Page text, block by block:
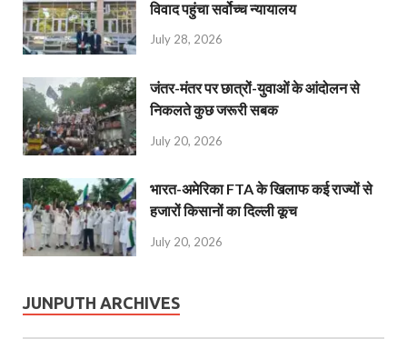
विवाद पहुंचा सर्वोच्च न्यायालय
July 28, 2026
जंतर-मंतर पर छात्रों-युवाओं के आंदोलन से
निकलते कुछ जरूरी सबक
July 20, 2026
भारत-अमेरिका FTA के खिलाफ कई राज्यों से
हजारों किसानों का दिल्ली कूच
July 20, 2026
JUNPUTH ARCHIVES